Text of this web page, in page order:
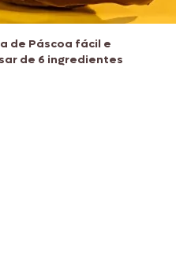
de Páscoa fácil e
de 6 ingredientes